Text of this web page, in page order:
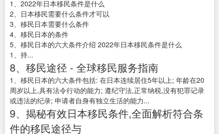
1、2022年日本移民条件是什么
2、日本移民需要什么条件才可以
3、移民日本需要什么条件
4、移民日本的条件
5、移民日本的六大条件介绍 2022年日本移民条件是什么
1、持...
8、移民途径 - 全球移民服务指南
1、移民日本的六大条件包括: 在日本连续居住5年以上; 年龄在20
周岁以上,具有法令行动的能力; 遵纪守法,正常纳税,没有犯罪记录
或违法的纪录; 申请者自身有独立生活的能力...
9、揭秘有效日本移民条件,全面解析符合条
件的移民途径与